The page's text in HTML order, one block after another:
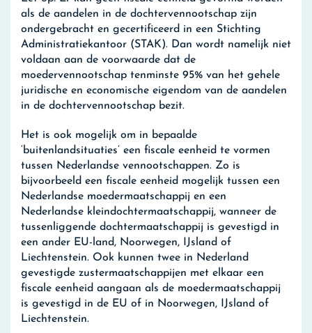
als de aandelen in de dochtervennootschap zijn
ondergebracht en gecertificeerd in een Stichting
Administratiekantoor (STAK). Dan wordt namelijk niet
voldaan aan de voorwaarde dat de
moedervennootschap tenminste 95% van het gehele
juridische en economische eigendom van de aandelen
in de dochtervennootschap bezit.
Het is ook mogelijk om in bepaalde
‘buitenlandsituaties’ een fiscale eenheid te vormen
tussen Nederlandse vennootschappen. Zo is
bijvoorbeeld een fiscale eenheid mogelijk tussen een
Nederlandse moedermaatschappij en een
Nederlandse kleindochtermaatschappij, wanneer de
tussenliggende dochtermaatschappij is gevestigd in
een ander EU-land, Noorwegen, IJsland of
Liechtenstein. Ook kunnen twee in Nederland
gevestigde zustermaatschappijen met elkaar een
fiscale eenheid aangaan als de moedermaatschappij
is gevestigd in de EU of in Noorwegen, IJsland of
Liechtenstein.